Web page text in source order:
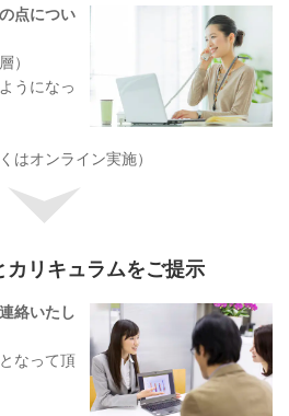
点につい
）
うになっ
はオンライン実施）
カリキュラムをご提示
絡いたし
なって頂